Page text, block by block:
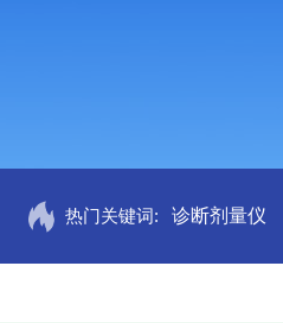
热门关键词: 诊断剂量仪